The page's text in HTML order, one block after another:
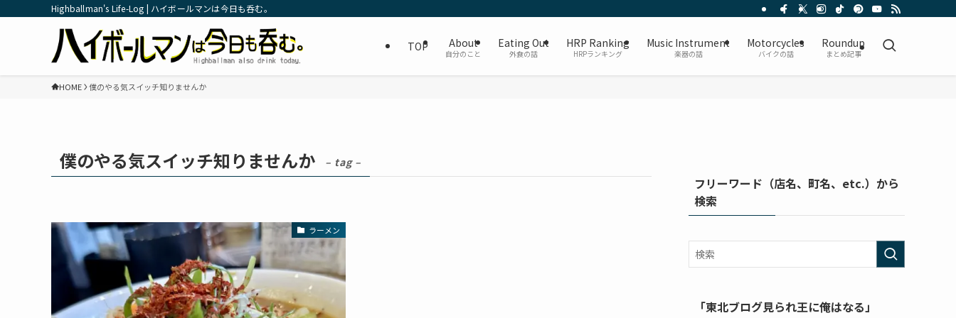
Highballman's Life-Log | ハイボールマンは今日も呑む。
TOP About
自分のこと
Eating Out
外食の話
HRP Ranking
HRPランキング
Music Instrument
楽器の話
Motorcycles
バイクの話
Roundup
まとめ記事
HOME 僕のやる気スイッチ知りませんか
僕のやる気スイッチ知りませんか – tag –
ラーメン
フリーワード（店名、町名、etc.）から
検索
「東北ブログ見られ王に俺はなる」